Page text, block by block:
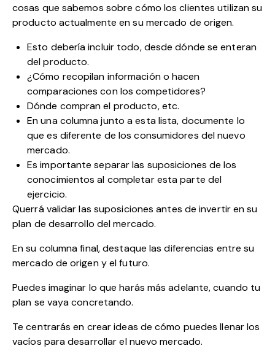
cosas que sabemos sobre cómo los clientes utilizan su
producto actualmente en su mercado de origen.
Esto debería incluir todo, desde dónde se enteran
del producto.
¿Cómo recopilan información o hacen
comparaciones con los competidores?
Dónde compran el producto, etc.
En una columna junto a esta lista, documente lo
que es diferente de los consumidores del nuevo
mercado.
Es importante separar las suposiciones de los
conocimientos al completar esta parte del
ejercicio.
Querrá validar las suposiciones antes de invertir en su
plan de desarrollo del mercado.
En su columna final, destaque las diferencias entre su
mercado de origen y el futuro.
Puedes imaginar lo que harás más adelante, cuando tu
plan se vaya concretando.
Te centrarás en crear ideas de cómo puedes llenar los
vacíos para desarrollar el nuevo mercado.